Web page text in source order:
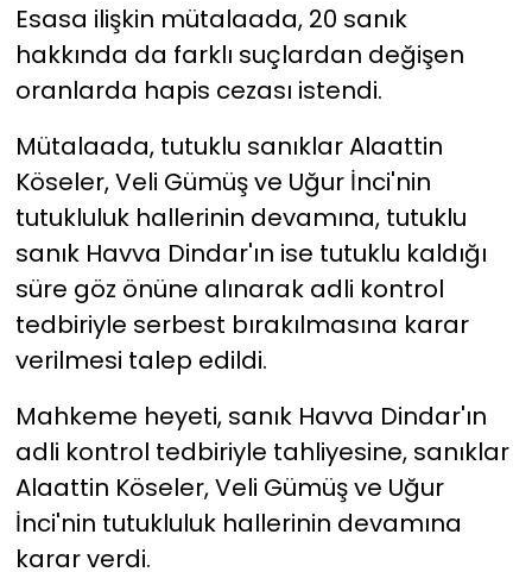
Esasa ilişkin mütalaada, 20 sanık
hakkında da farklı suçlardan değişen
oranlarda hapis cezası istendi.
Mütalaada, tutuklu sanıklar Alaattin
Köseler, Veli Gümüş ve Uğur İnci'nin
tutukluluk hallerinin devamına, tutuklu
sanık Havva Dindar'ın ise tutuklu kaldığı
süre göz önüne alınarak adli kontrol
tedbiriyle serbest bırakılmasına karar
verilmesi talep edildi.
Mahkeme heyeti, sanık Havva Dindar'ın
adli kontrol tedbiriyle tahliyesine, sanıklar
Alaattin Köseler, Veli Gümüş ve Uğur
İnci'nin tutukluluk hallerinin devamına
karar verdi.